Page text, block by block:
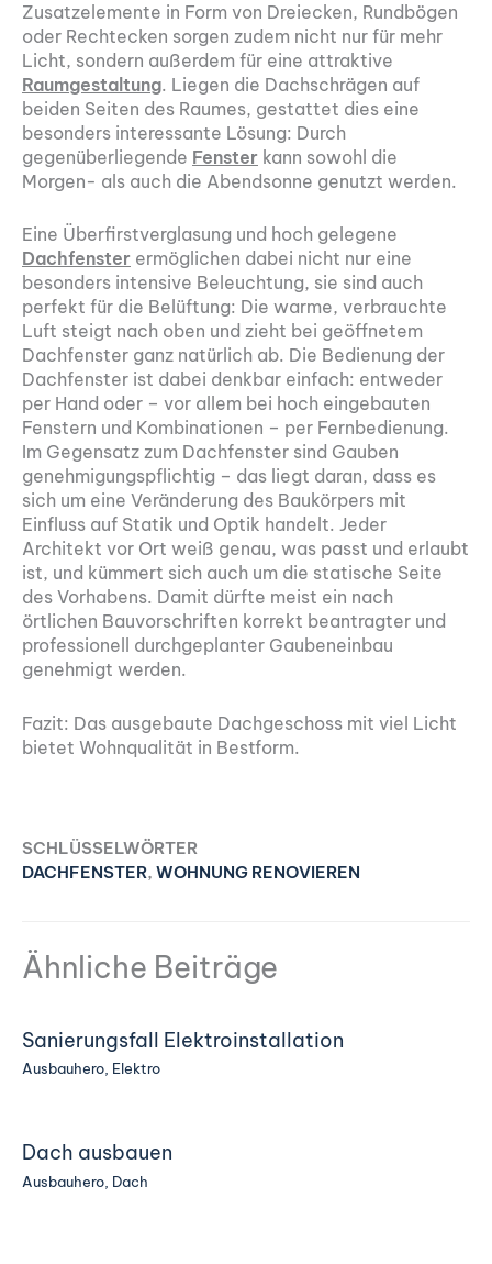
Zusatzelemente in Form von Dreiecken, Rundbögen
oder Rechtecken sorgen zudem nicht nur für mehr
Licht, sondern außerdem für eine attraktive
Raumgestaltung. Liegen die Dachschrägen auf
beiden Seiten des Raumes, gestattet dies eine
besonders interessante Lösung: Durch
gegenüberliegende Fenster kann sowohl die
Morgen- als auch die Abendsonne genutzt werden.
Eine Überfirstverglasung und hoch gelegene
Dachfenster ermöglichen dabei nicht nur eine
besonders intensive Beleuchtung, sie sind auch
perfekt für die Belüftung: Die warme, verbrauchte
Luft steigt nach oben und zieht bei geöffnetem
Dachfenster ganz natürlich ab. Die Bedienung der
Dachfenster ist dabei denkbar einfach: entweder
per Hand oder – vor allem bei hoch eingebauten
Fenstern und Kombinationen – per Fernbedienung.
Im Gegensatz zum Dachfenster sind Gauben
genehmigungspflichtig – das liegt daran, dass es
sich um eine Veränderung des Baukörpers mit
Einfluss auf Statik und Optik handelt. Jeder
Architekt vor Ort weiß genau, was passt und erlaubt
ist, und kümmert sich auch um die statische Seite
des Vorhabens. Damit dürfte meist ein nach
örtlichen Bauvorschriften korrekt beantragter und
professionell durchgeplanter Gaubeneinbau
genehmigt werden.
Fazit: Das ausgebaute Dachgeschoss mit viel Licht
bietet Wohnqualität in Bestform.
SCHLÜSSELWÖRTER
DACHFENSTER, WOHNUNG RENOVIEREN
Ähnliche Beiträge
Sanierungsfall Elektroinstallation
Ausbauhero, Elektro
Dach ausbauen
Ausbauhero Dach